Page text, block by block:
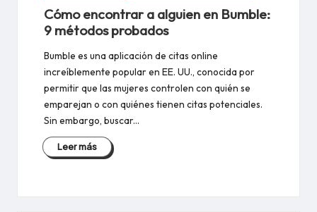
Cómo encontrar a alguien en Bumble:
9 métodos probados
Bumble es una aplicación de citas online
increíblemente popular en EE. UU., conocida por
permitir que las mujeres controlen con quién se
emparejan o con quiénes tienen citas potenciales.
Sin embargo, buscar...
Leer más